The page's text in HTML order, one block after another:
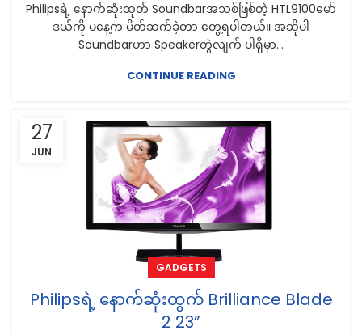
Philipsရဲ့ နောက်ဆုံးထုတ် Soundbarအသစ်ဖြစ်တဲ့ HTL9100မော်
ဒယ်ကို မနေ့က မိတ်ဆက်ခဲ့တာ တွေ့ရပါတယ်။ အဆိုပါ
Soundbarဟာ Speakerတွဲလျက် ပါရှိမှာ...
CONTINUE READING
27
JUN
GADGETS
Philipsရဲ့ နောက်ဆုံးထွက် Brilliance Blade
2 23”